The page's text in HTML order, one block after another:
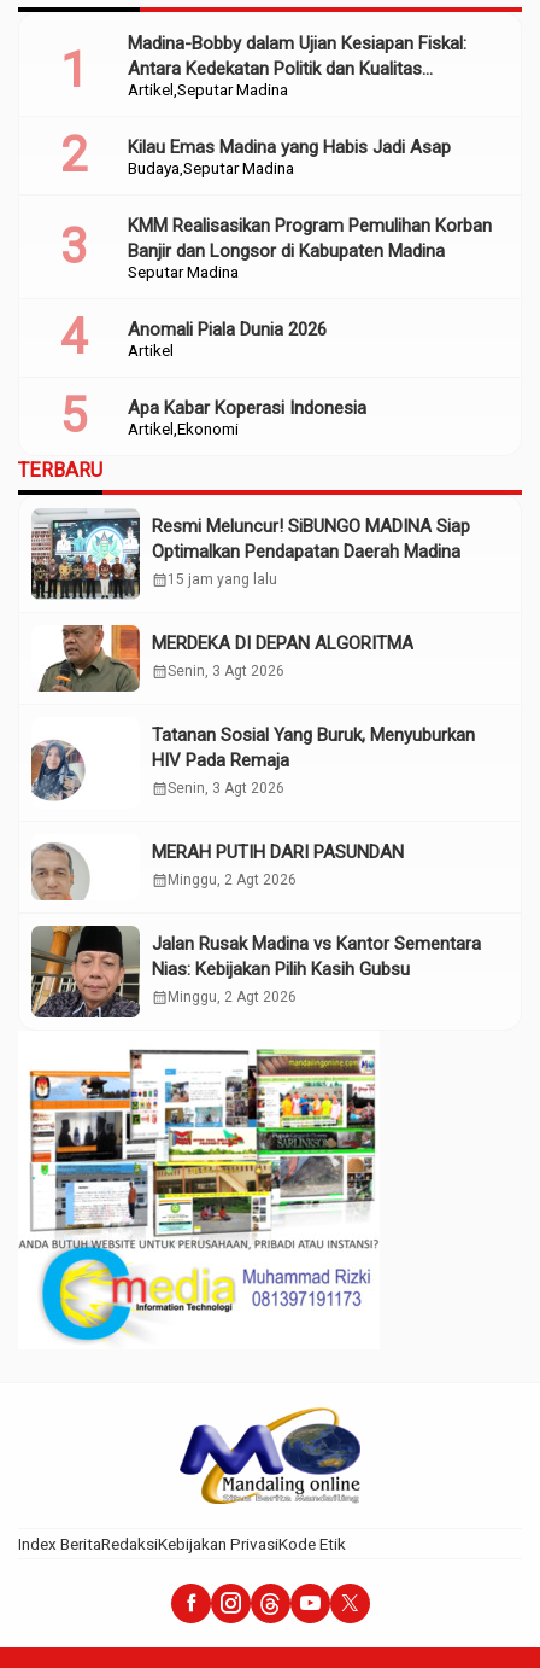
Artikel Seputar Madina
Madina-Bobby dalam Ujian Kesiapan Fiskal:
Antara Kedekatan Politik dan Kualitas
Perencanaan
Budaya Seputar Madina
Kilau Emas Madina yang Habis Jadi Asap
Seputar Madina
KMM Realisasikan Program Pemulihan Korban
Banjir dan Longsor di Kabupaten Madina
Artikel
Anomali Piala Dunia 2026
Artikel Ekonomi
Apa Kabar Koperasi Indonesia
TERBARU
Resmi Meluncur! SiBUNGO MADINA Siap
Optimalkan Pendapatan Daerah Madina
calendar_month15 jam yang lalu
MERDEKA DI DEPAN ALGORITMA
calendar_monthSenin, 3 Agt 2026
Tatanan Sosial Yang Buruk, Menyuburkan
HIV Pada Remaja
calendar_monthSenin, 3 Agt 2026
MERAH PUTIH DARI PASUNDAN
calendar_month Minggu, 2 Agt 2026
Jalan Rusak Madina vs Kantor Sementara
Nias: Kebijakan Pilih Kasih Gubsu
calendar_month Minggu, 2 Agt 2026
Index BeritaRedaksiKebijakan PrivasiKode Etik